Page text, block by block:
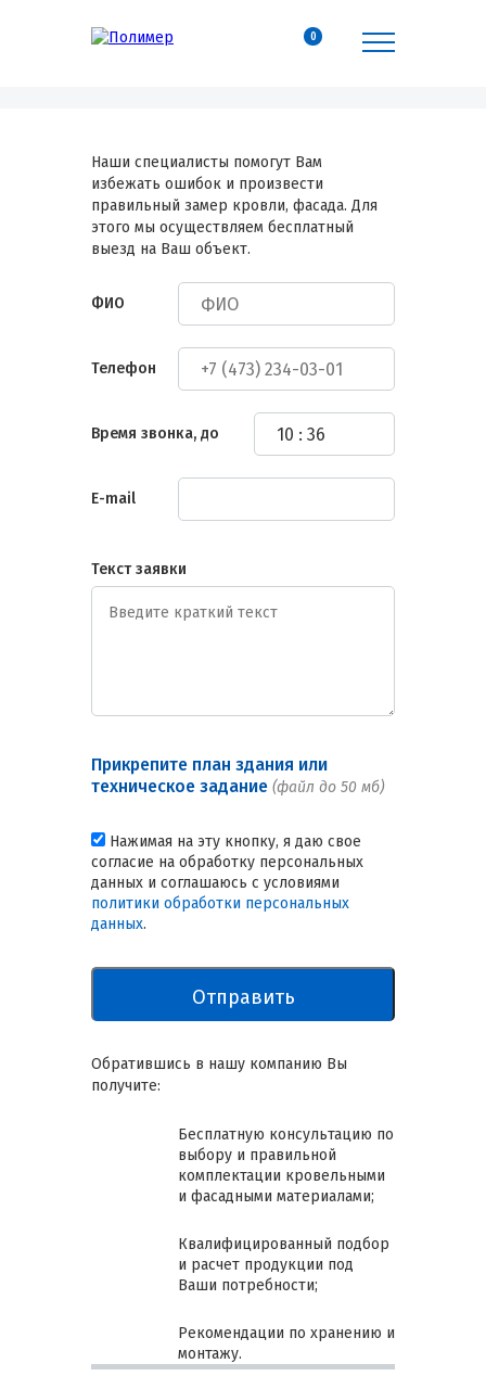
0
Наши специалисты помогут Вам
избежать ошибок и произвести
правильный замер кровли, фасада. Для
этого мы осуществляем бесплатный
выезд на Ваш объект.
ФИО
Телефон
Время звонка, до
E-mail
Текст заявки
Прикрепите план здания или
техническое задание (файл до 50 мб)
Нажимая на эту кнопку, я даю свое
согласие на обработку персональных
данных и соглашаюсь с условиями
политики обработки персональных
данных.
Обратившись в нашу компанию Вы
получите:
Бесплатную консультацию по
выбору и правильной
комплектации кровельными
и фасадными материалами;
Квалифицированный подбор
и расчет продукции под
Ваши потребности;
Рекомендации по хранению и
монтажу.